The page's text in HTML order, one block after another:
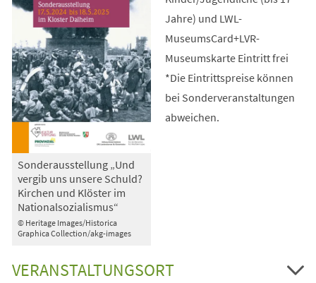
© Heritage Images/Historica
Graphica Collection/akg-images
Sonderausstellung „Und
vergib uns unsere Schuld?
Kirchen und Klöster im
Nationalsozialismus“
Jahre) und LWL-
MuseumsCard+LVR-
Museumskarte Eintritt frei
*Die Eintrittspreise können
bei Sonderveranstaltungen
abweichen.
VERANSTALTUNGSORT